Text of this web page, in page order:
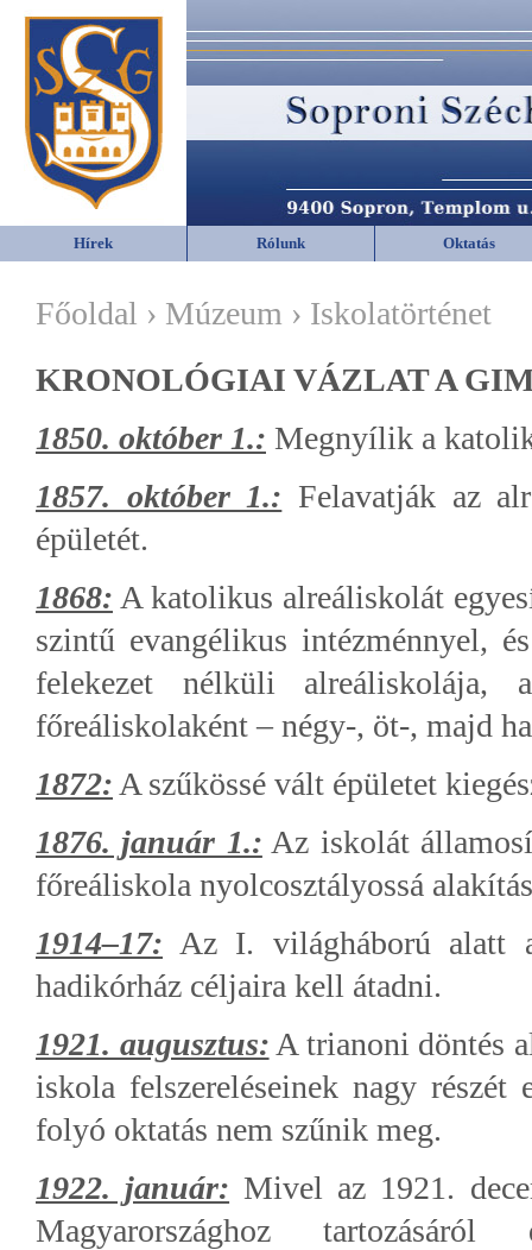
Hírek Rólunk Oktatás
Főoldal › Múzeum › Iskolatörténet
KRONOLÓGIAI VÁZLAT A
1850. október 1.: Megnyílik a
1857. október 1.: Felavatják az
épületét.
1868: A katolikus alreáliskolát
szintű evangélikus intézménnyel,
felekezet nélküli
főreáliskolaként – négy-, öt-, majd
1872: A szűkössé vált épületet
1876. január 1.: Az iskolát
főreáliskola nyolcosztályossá
1914–17: Az I. világháború alatt
hadikórház céljaira kell átadni.
1921. augusztus: A trianoni döntés
iskola felszereléseinek nagy
folyó oktatás nem szűnik meg.
1922. január: Mivel az 1921.
Magyarországhoz